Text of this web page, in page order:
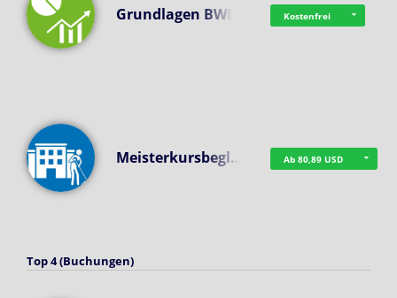
Grundlagen BWL Kostenfrei
Meisterkursbegl… Ab 80,89 USD
Top 4 (Buchungen)